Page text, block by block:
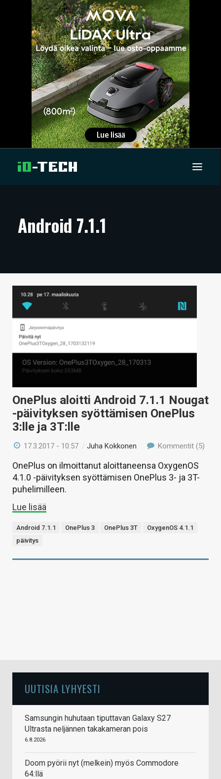
ARTIKKELIT
TECHBBS
TIETOA
HINTA.FI
KAUPPA
VAIHDA TEEMA
HAKU
Android 7.1.1
OnePlus aloitti Android 7.1.1 Nougat
-päivityksen syöttämisen OnePlus
3:lle ja 3T:lle
17.3.2017 - 10:57 /Juha Kokkonen Kommentit (5)
OnePlus on ilmoittanut aloittaneensa OxygenOS
4.1.0 -päivityksen syöttämisen OnePlus 3- ja 3T-
puhelimilleen.
Lue lisää
Android 7.1.1 OnePlus 3 OnePlus 3T
OxygenOS 4.1.1
päivitys
UUTISIA LYHYESTI
Samsungin huhutaan tiputtavan Galaxy S27
Ultrasta neljännen takakameran pois
6.8.2026
Doom pyörii nyt (melkein) myös Commodore
64:llä